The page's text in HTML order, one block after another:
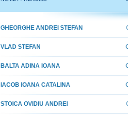
GHEORGHE ANDREI STEFAN
VLAD STEFAN
BALTA ADINA IOANA
IACOB IOANA CATALINA
STOICA OVIDIU ANDREI